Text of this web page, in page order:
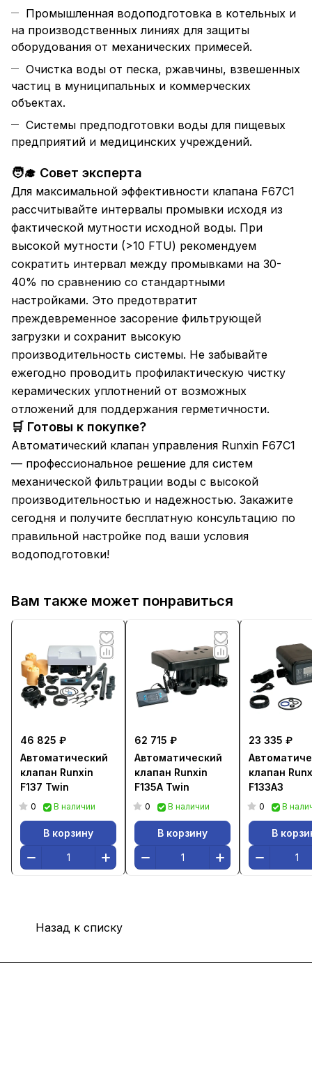
Промышленная водоподготовка в котельных и
на производственных линиях для защиты
оборудования от механических примесей.
Очистка воды от песка, ржавчины, взвешенных
частиц в муниципальных и коммерческих
объектах.
Системы предподготовки воды для пищевых
предприятий и медицинских учреждений.
🧑‍🎓 Совет эксперта
Для максимальной эффективности клапана F67C1
рассчитывайте интервалы промывки исходя из
фактической мутности исходной воды. При
высокой мутности (>10 FTU) рекомендуем
сократить интервал между промывками на 30-
40% по сравнению со стандартными
настройками. Это предотвратит
преждевременное засорение фильтрующей
загрузки и сохранит высокую
производительность системы. Не забывайте
ежегодно проводить профилактическую чистку
керамических уплотнений от возможных
отложений для поддержания герметичности.
🛒 Готовы к покупке?
Автоматический клапан управления Runxin F67C1
— профессиональное решение для систем
механической фильтрации воды с высокой
производительностью и надежностью. Закажите
сегодня и получите бесплатную консультацию по
правильной настройке под ваши условия
водоподготовки!
Вам также может понравиться
46 825 ₽
Автоматический
клапан Runxin
F137 Twin
0 В наличии
В корзину
62 715 ₽
Автоматический
клапан Runxin
F135A Twin
0 В наличии
В корзину
23 335 ₽
клапан
F133A3
0 В
В
Назад к списку